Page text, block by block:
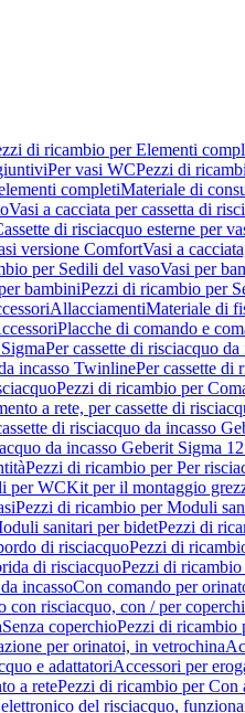
di ricambio per Elementi
Per vasi WCPezzi di
completiMateriale di
Vasi a cacciata per cassetta di
di risciacquo esterne per
versione ComfortVasi a
per Sedili del vasoVasi per
bambiniPezzi di ricambio per
AllacciamentiMateriale di
Placche di comando e
Per cassette di risciacquo da
incasso TwinlinePer cassette di
Pezzi di ricambio per
a rete, per cassette di
di risciacquo da incasso
da incasso Geberit Sigma
Pezzi di ricambio per Per
per WCKit per il montaggio
Pezzi di ricambio per Moduli
sanitari per bidetPezzi di
di risciacquoPezzi di
di risciacquoPezzi di
incassoCon comando per
con risciacquo, con / per
Senza coperchioPezzi di ricambio
per orinatoi, in vetrochina
e adattatoriAccessori per
a retePezzi di ricambio per Con
del risciacquo,